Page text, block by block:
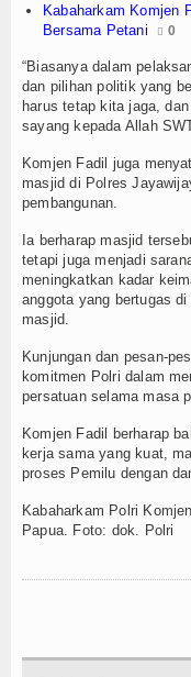
Seni & Budaya
Sorot
Tauziah
Tokoh
Wisata
TV
Channel
Kabaharkam Komjen
Bersama Petani
0
“Biasanya dalam
dan pilihan politik yang
harus tetap kita jaga,
sayang kepada Allah
Komjen Fadil juga
masjid di Polres
pembangunan.
Ia berharap masjid
tetapi juga menjadi
meningkatkan kadar
anggota yang bertugas
masjid.
Kunjungan dan pesan-
komitmen Polri dalam
persatuan selama masa
Komjen Fadil berharap
kerja sama yang kuat,
proses Pemilu dengan
Kabaharkam Polri
Papua. Foto: dok. Polri